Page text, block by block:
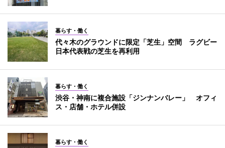
暮らす・働く
代々木のグラウンドに限定「芝生」空間 ラグビー
日本代表戦の芝生を再利用
暮らす・働く
渋谷・神南に複合施設「ジンナンバレー」 オフィ
ス・店舗・ホテル併設
暮らす・働く